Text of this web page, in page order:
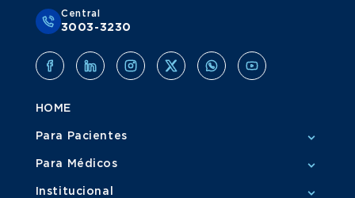
Central
3003-3230
HOME
Para Pacientes
Para Médicos
Institucional